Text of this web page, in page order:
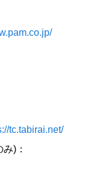
tc.tabirai.net/
)：